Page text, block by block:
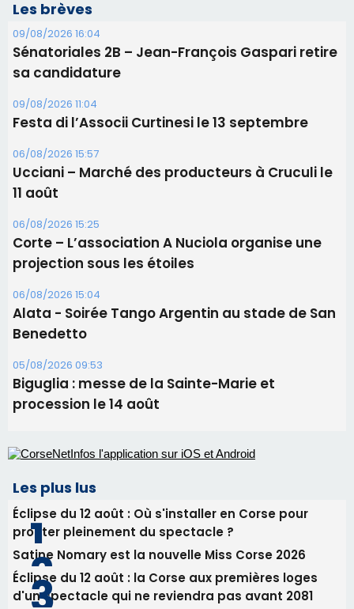
06/08/2026 15:57
Ucciani – Marché des producteurs à Cruculi le
11 août
06/08/2026 15:25
Corte – L’association A Nuciola organise une
projection sous les étoiles
06/08/2026 15:04
Alata - Soirée Tango Argentin au stade de San
Benedetto
05/08/2026 09:53
Biguglia : messe de la Sainte-Marie et
procession le 14 août
Les plus lus
Éclipse du 12 août : Où s'installer en Corse pour
profiter pleinement du spectacle ?
Satine Nomary est la nouvelle Miss Corse 2026
d'un spectacle qui ne reviendra pas avant 2081
En Corse, un début de saison marqué par une
consommation en recul dans les restaurants
Newsletter